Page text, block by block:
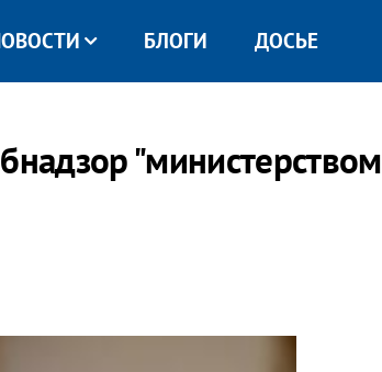
БЛОГИ ДОСЬЕ
"министерством